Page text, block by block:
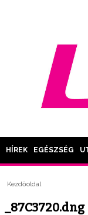
HÍREK EGÉSZSÉG
Kezdőoldal
_87C3720.dng